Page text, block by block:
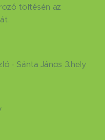
töltésén az
- Sánta János 3.hely